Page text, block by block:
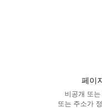
페이
비공개 또
또는 주소가